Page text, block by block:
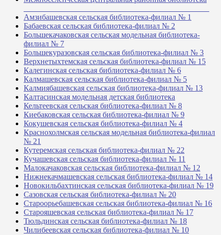
Амзибашевская сельская библиотека-филиал № 1
Бабаевская сельская библиотека-филиал № 2
Большекачаковская сельская модельная библиотека-
филиал № 7
Большекуразовская сельская библиотека-филиал № 3
Верхнетыхтемская сельская библиотека-филиал № 15
Калегинская сельская библиотека-филиал № 6
Калмашевская сельская библиотека-филиал № 5
Калмиябашевская сельская библиотека-филиал № 13
Калтасинская модельная детская библиотека
Кельтеевская сельская библиотека-филиал № 8
Киебаковская сельская библиотека-филиал № 9
Кокушевская сельская библиотека-филиал № 4
Краснохолмская сельская модельная библиотека-филиал
№ 21
Кутеремская сельская библиотека-филиал № 22
Кучашевская сельская библиотека-филиал № 11
Малокачаковская сельская библиотека-филиал № 12
Нижнекачмашевская сельская библиотека-филиал № 14
Новокильбахтинская сельская библиотека-филиал № 19
Сазовская сельская библиотека-филиал № 20
Староорьебашевская сельская библиотека-филиал № 16
Старояшевская сельская библиотека-филиал № 17
Тюльдинская сельская библиотека-филиал № 18
Чилибеевская сельская библиотека-филиал № 10